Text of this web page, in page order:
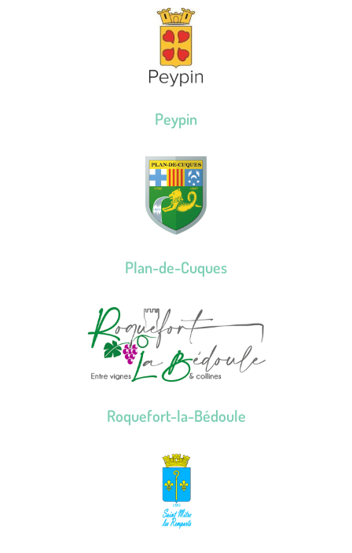
Peypin
Plan-de-Cuques
Roquefort-la-Bédoule